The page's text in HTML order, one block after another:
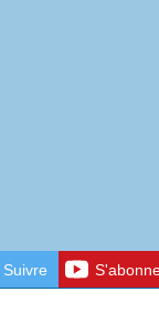
Suivre